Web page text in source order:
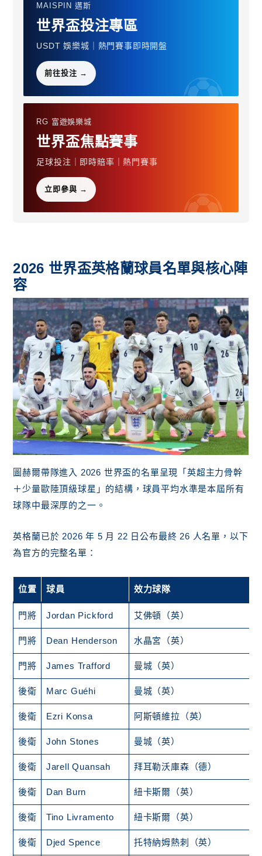
MAISPIN 邁斯
世界盃投注專區
USDT 娛樂城｜熱門賽事即時開盤
前往投注 →
RG 富遊娛樂城
世界盃焦點賽事
足球投注｜即時賠率｜熱門賽事
立即參與 →
2026 世界盃英格蘭球員名單與核心陣
容
圖赫爾帶隊進入 2026 世界盃的名單呈現「英超主力骨幹
＋少量歐陸頂級球星」的結構，球員平均水準是本屆所有
球隊中最深厚的之一。
英格蘭已於 2026 年 5 月 22 日公布最終 26 人名單，以下
為官方的完整名單：
位置 球員 效力球隊
門將 Jordan Pickford 艾佛頓（英）
門將 Dean Henderson 水晶宮（英）
門將 James Trafford 曼城（英）
後衛 Marc Guéhi 曼城（英）
後衛 Ezri Konsa 阿斯頓維拉（英）
後衛 John Stones 曼城（英）
後衛 Jarell Quansah 拜耳勒沃庫森（德）
後衛 Dan Burn 紐卡斯爾（英）
後衛 Tino Livramento 紐卡斯爾（英）
後衛 Djed Spence 托特納姆熱刺（英）